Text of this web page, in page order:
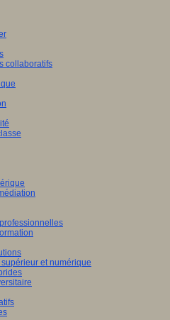
collaboratifs
et numérique